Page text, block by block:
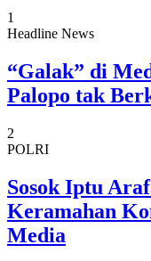
1
Headline News
“Galak” di
Palopo tak
2
POLRI
Sosok Iptu
Keramahan
Media